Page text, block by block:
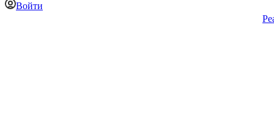
Войти